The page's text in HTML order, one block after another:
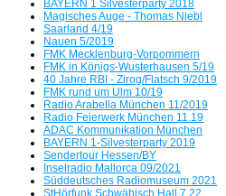
BAYERN 1 Silvesterparty 2018
Magisches Auge - Thomas Niebl
Saarland 4/19
Nauen 5/2019
FMK Mecklenburg-Vorpommern
FMK in Königs-Wusterhausen 5/19
40 Jahre RBI - Zirog/Flatsch 9/2019
FMK rund um Ulm 10/19
Radio Arabella München 11/2019
Radio Feierwerk München 11.19
ADAC Kommunikation München
BAYERN 1-Silvesterparty 2019
Sendertour Hessen/BY
Inselradio Mallorca 09/2021
Süddeutsches Radiomuseum 2021
StHörfunk Schwäbisch Hall 7.22